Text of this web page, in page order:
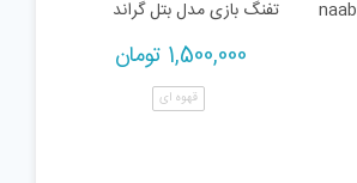
تفنگ بازی مدل بتل گراند
1,500,000 تومان
قهوه ای